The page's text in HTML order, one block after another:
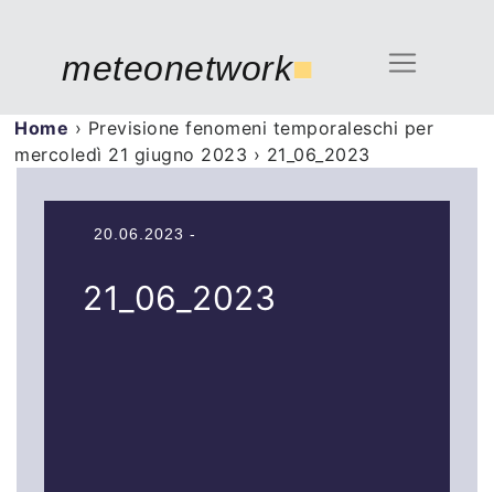
meteonetwork■
Home › Previsione fenomeni temporaleschi per
mercoledì 21 giugno 2023 › 21_06_2023
20.06.2023 -
21_06_2023